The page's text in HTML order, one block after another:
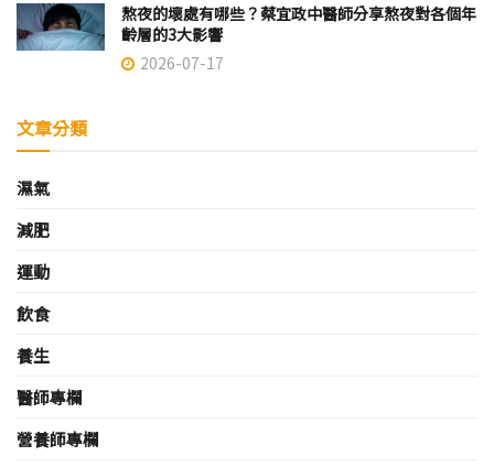
熬夜的壞處有哪些？蔡宜政中醫師分享熬夜對各個年
齡層的3大影響
2026-07-17
文章分類
濕氣
減肥
運動
飲食
養生
醫師專欄
營養師專欄